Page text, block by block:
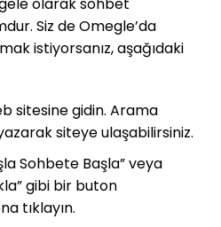
Siz de Omegle’da
istiyorsanız, aşağıdaki
sitesine gidin. Arama
siteye ulaşabilirsiniz.
Sohbete Başla” veya
gibi bir buton
tıklayın.